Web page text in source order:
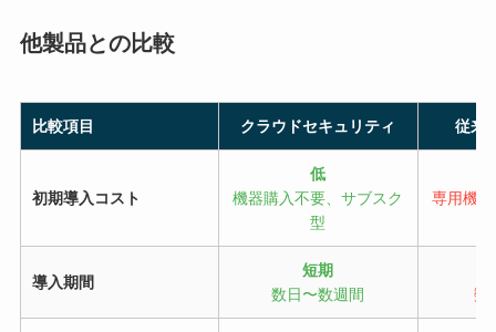
他製品との比較
比較項目 クラウドセキュリティ 従来
初期導入コスト
低
機器購入不要、サブスク
型
専用機
導入期間
短期
数日〜数週間
数